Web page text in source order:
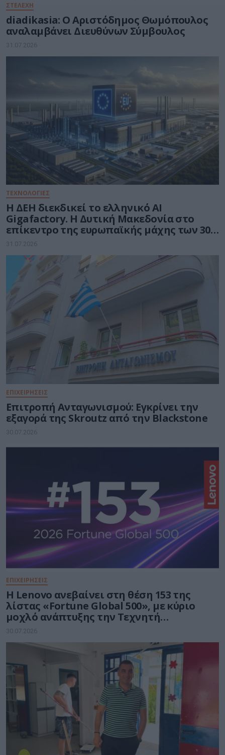
ΣΤΕΛΕΧΗ
diadikasia: Ο Αριστόδημος Θωμόπουλος
αναλαμβάνει Διευθύνων Σύμβουλος
31.07.2026
ΤΕΧΝΟΛΟΓΙΕΣ
Η ΔΕΗ διεκδικεί το ελληνικό AI
Gigafactory. Η Δυτική Μακεδονία στο
επίκεντρο της ευρωπαϊκής μάχης των 30
δισ. ευρώ για την Τεχνητή Νοημοσύνη
31.07.2026
ΕΠΙΧΕΙΡΗΣΕΙΣ
Επιτροπή Ανταγωνισμού: Εγκρίνει την
εξαγορά της Skroutz από την Blackstone
30.07.2026
ΕΠΙΧΕΙΡΗΣΕΙΣ
Η Lenovo ανεβαίνει στη θέση 153 της
λίστας «Fortune Global 500», με κύριο
μοχλό ανάπτυξης την Τεχνητή
Νοημοσύνη
30.07.2026